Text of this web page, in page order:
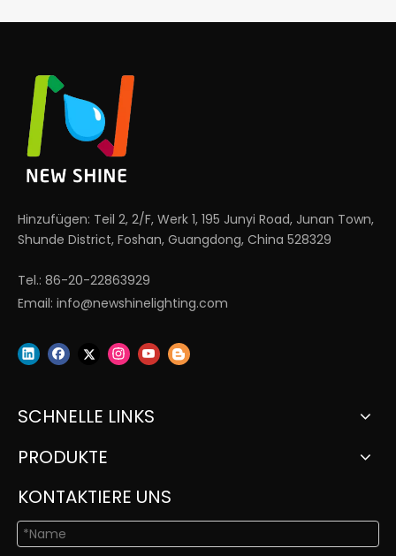
Hinzufügen: Teil 2, 2/F, Werk 1, 195 Junyi Road, Junan Town,
Shunde District, Foshan, Guangdong, China 528329
Tel.: 86-20-22863929
Email: info@newshinelighting.com
SCHNELLE LINKS
PRODUKTE
KONTAKTIERE UNS